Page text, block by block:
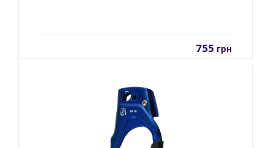
755 грн